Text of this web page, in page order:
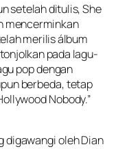
setelah ditulis, She
mencerminkan
merilis álbum
pada lagu-
pop dengan
berbeda, tetap
Nobody.”
digawangi oleh Dian